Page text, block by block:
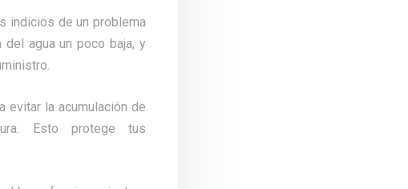
indicios de un problema
agua un poco baja, y
evitar la acumulación de
Esto protege tus